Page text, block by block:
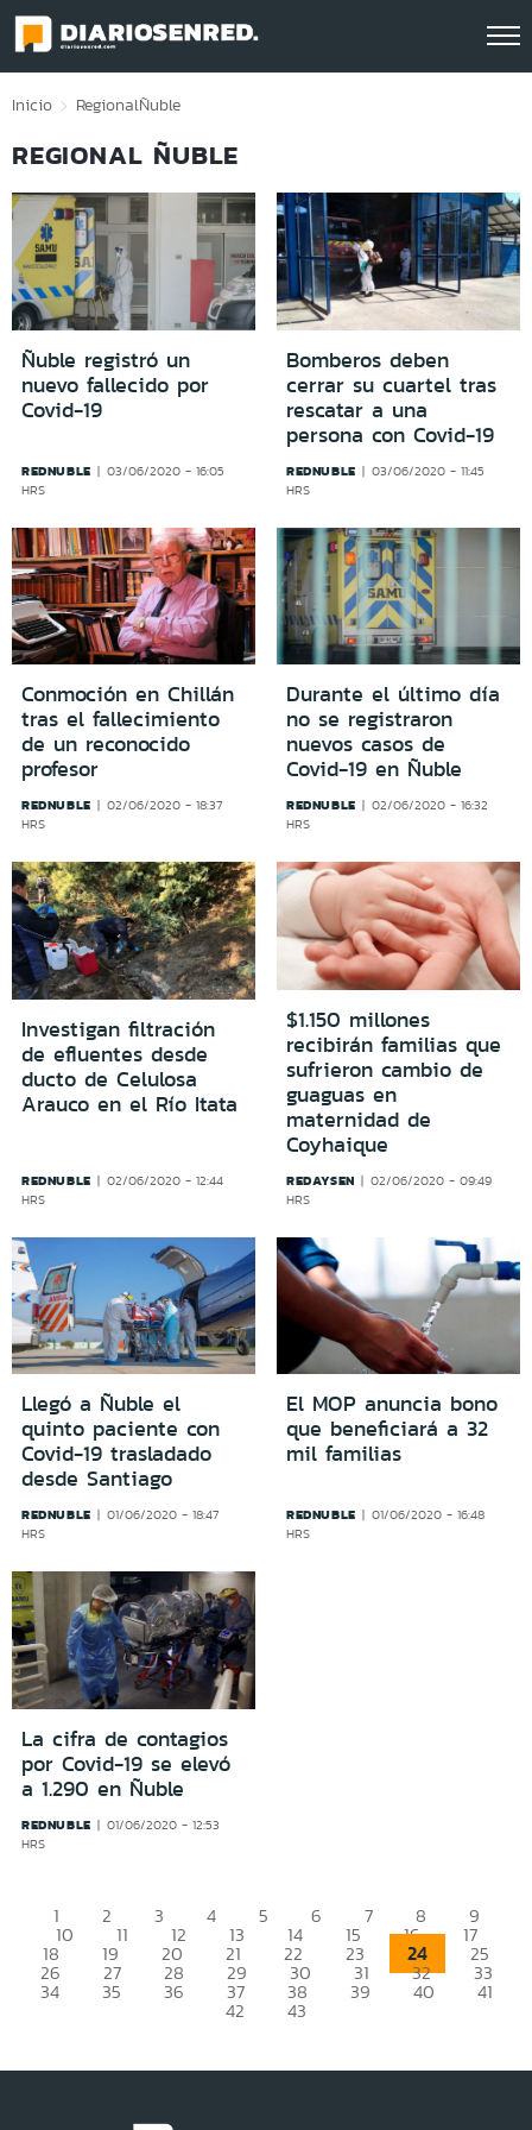
Click acá para ir directamente al contenido
Inicio RegionalÑuble
REGIONAL ÑUBLE
Ñuble registró un
nuevo fallecido por
Covid-19
REDNUBLE
03/06/2020 - 16:05
HRS
Bomberos deben
cerrar su cuartel tras
rescatar a una
persona con Covid-19
REDNUBLE
03/06/2020 - 11:45
HRS
Conmoción en Chillán
tras el fallecimiento
de un reconocido
profesor
REDNUBLE
02/06/2020 - 18:37
HRS
Durante el último día
no se registraron
nuevos casos de
Covid-19 en Ñuble
REDNUBLE
02/06/2020 - 16:32
HRS
Investigan filtración
de efluentes desde
ducto de Celulosa
Arauco en el Río Itata
REDNUBLE
02/06/2020 - 12:44
HRS
$1.150 millones
recibirán familias que
sufrieron cambio de
guaguas en
maternidad de
Coyhaique
REDAYSEN
02/06/2020 - 09:49
HRS
Llegó a Ñuble el
quinto paciente con
Covid-19 trasladado
desde Santiago
REDNUBLE
01/06/2020 - 18:47
HRS
El MOP anuncia bono
que beneficiará a 32
mil familias
REDNUBLE
01/06/2020 - 16:48
HRS
La cifra de contagios
por Covid-19 se elevó
a 1.290 en Ñuble
REDNUBLE
01/06/2020 - 12:53
HRS
1 2 3 4 5 6 7 8 9
10 11 12 13 14 15 16 17
18 19 20 21 22 23 24 25
26 27 28 29 30 31 32 33
34 35 36 37 38 39 40 41
42 43